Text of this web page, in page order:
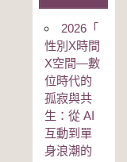
2026「
性別Χ時間
Χ空間—數
位時代的
孤寂與共
生：從 AI
互動到單
身浪潮的